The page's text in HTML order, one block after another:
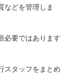
などを管理しま
必要ではあります
スタッフをまとめ